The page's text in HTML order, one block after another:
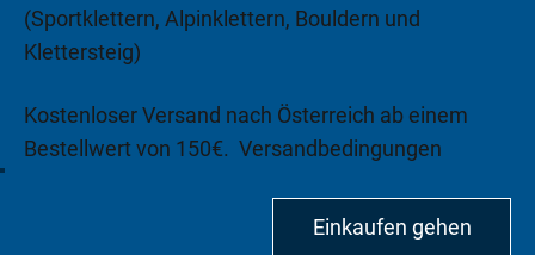
(Sportklettern, Alpinklettern, Bouldern und
Klettersteig)
Kostenloser Versand nach Österreich ab einem
Bestellwert von 150€. Versandbedingungen
Einkaufen gehen